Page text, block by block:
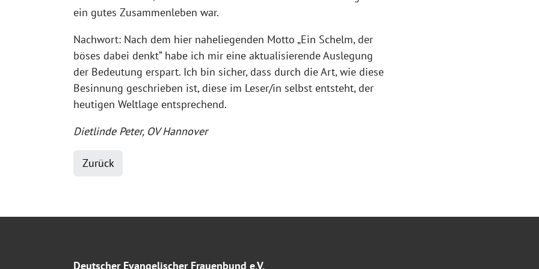
ein gutes Zusammenleben war.
Nachwort: Nach dem hier naheliegenden Motto „Ein Schelm, der
böses dabei denkt“ habe ich mir eine aktualisierende Auslegung
der Bedeutung erspart. Ich bin sicher, dass durch die Art, wie diese
Besinnung geschrieben ist, diese im Leser/in selbst entsteht, der
heutigen Weltlage entsprechend.
Dietlinde Peter, OV Hannover
Zurück
Deutscher Evangelischer Frauenbund e.V.